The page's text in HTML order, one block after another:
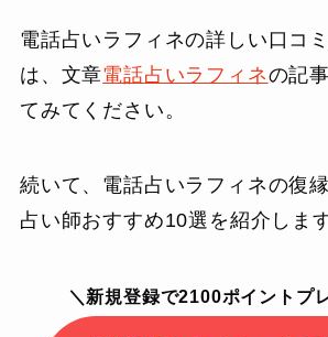
電話占いラフィネの詳しい口コ
は、文章電話占いラフィネの記
てみてください。
続いて、電話占いラフィネの復
占い師おすすめ10選を紹介します
＼新規登録で2100ポイントプ